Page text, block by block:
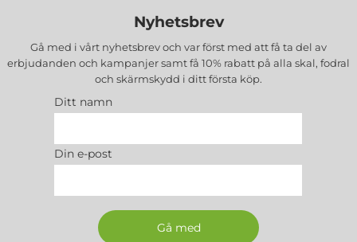
Nyhetsbrev
Gå med i vårt nyhetsbrev och var först med att få ta del av
erbjudanden och kampanjer samt få 10% rabatt på alla skal, fodral
och skärmskydd i ditt första köp.
Ditt namn
Din e-post